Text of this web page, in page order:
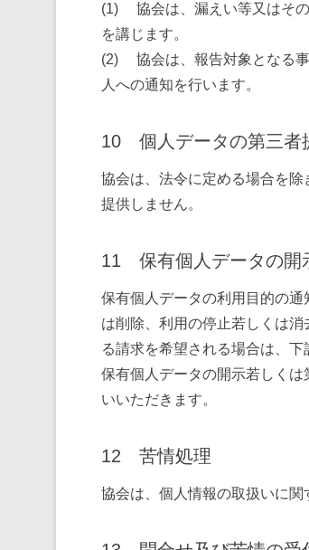
(1) 協会は、漏えい等又はその
を講じます。
(2) 協会は、報告対象となる事
人への通知を行います。
10 個人データの第三者
協会は、法令に定める場合を
提供しません。
11 保有個人データの開
保有個人データの利用目的の通
は削除、利用の停止若しくは
る請求を希望される場合は、
保有個人データの開示若しく
いいただきます。
12 苦情処理
協会は、個人情報の取扱いに関